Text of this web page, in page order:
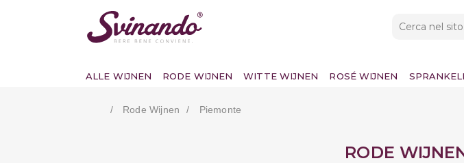
ALLE WIJNEN RODE WIJNEN WITTE WIJNEN ROSÉ WIJNEN
Rode Wijnen Piemonte
RODE